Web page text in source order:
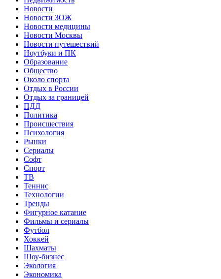
Новости
Новости ЗОЖ
Новости медицины
Новости Москвы
Новости путешествий
Ноутбуки и ПК
Образование
Общество
Около спорта
Отдых в России
Отдых за границей
ПДД
Политика
Происшествия
Психология
Рынки
Сериалы
Софт
Спорт
ТВ
Теннис
Технологии
Тренды
Фигурное катание
Фильмы и сериалы
Футбол
Хоккей
Шахматы
Шоу-бизнес
Экология
Экономика